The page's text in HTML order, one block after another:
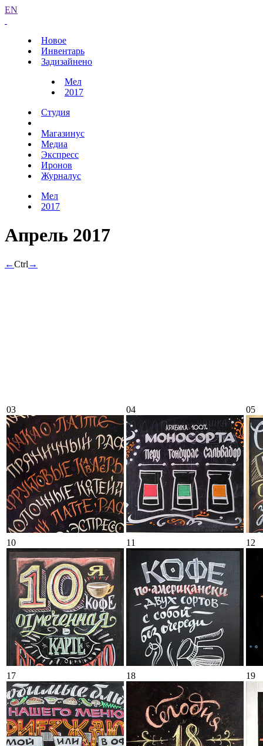
EN
Новое
Инвентарь
Задизайнено
Мел
2017
Студия
Магазинус
Медиа
Экспресс
Иронов
Журналус
Мел
2017
Апрель 2017
←Ctrl →
03 04 05
10 11 12
17 18 19